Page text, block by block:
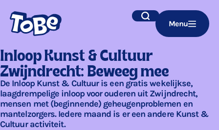
Navigatie
overslaan
Zoek Menu
Inloop Kunst & Cultuur
Zwijndrecht: Beweeg mee
De Inloop Kunst & Cultuur is een gratis wekelijkse,
laagdrempelige inloop voor ouderen uit Zwijndrecht,
mensen met (beginnende) geheugenproblemen en
mantelzorgers. Iedere maand is er een andere Kunst &
Cultuur activiteit.